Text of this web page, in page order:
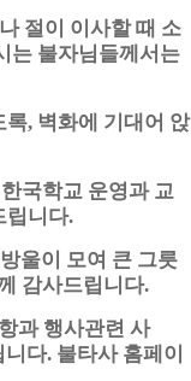
절이 이사할 때 소
는 불자님들께서는
록, 벽화에 기대어 앉
한국학교 운영과 교
립니다.
울이 모여 큰 그릇
감사드립니다.
과 행사관련 사
니다. 불타사 홈페이